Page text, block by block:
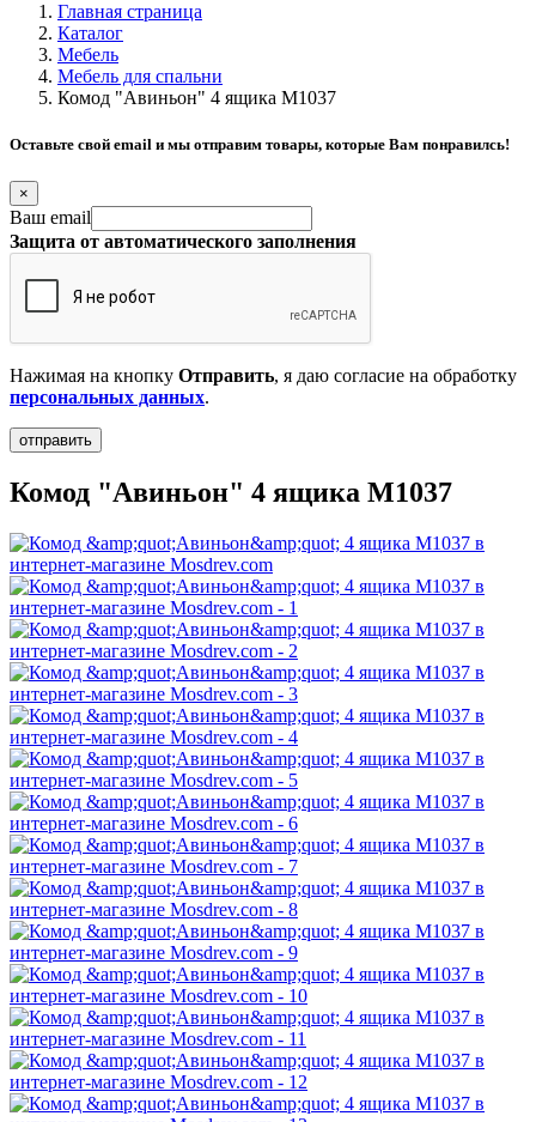
Главная страница
Каталог
Мебель
Мебель для спальни
Комод "Авиньон" 4 ящика М1037
Оставьте свой email и мы отправим товары, которые Вам понравилсь!
×
Ваш email
Защита от автоматического заполнения
Нажимая на кнопку Отправить, я даю согласие на обработку
персональных данных.
Комод "Авиньон" 4 ящика М1037